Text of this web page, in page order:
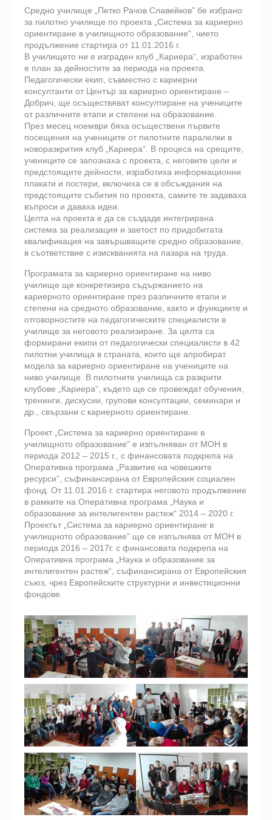
Средно училище „Петко Рачов Славейков” бе избрано
за пилотно училище по проекта „Система за кариерно
ориентиране в училищното образование“, чието
продължение стартира от 11.01.2016 г.
В училището ни е изграден клуб „Кариера“, изработен
е план за дейностите за периода на проекта.
Педагогически екип, съвместно с кариерни
консултанти от Център за кариерно ориентиране –
Добрич, ще осъществяват консултиране на учениците
от различните етапи и степени на образование.
През месец ноември бяха осъществени първите
посещения на учениците от пилотните паралелки в
новоразкрития клуб „Кариера“. В процеса на срещите,
учениците се запознаха с проекта, с неговите цели и
предстоящите дейности, изработиха информационни
плакати и постери, включиха се в обсъждания на
предстоящите събития по проекта, самите те задаваха
въпроси и даваха идеи.
Целта на проекта е да се създаде интегрирана
система за реализация и заетост по придобитата
квалификация на завършващите средно образование,
в съответствие с изискванията на пазара на труда.
Програмата за кариерно ориентиране на ниво
училище ще конкретизира съдържанието на
кариерното ориентиране през различните етапи и
степени на средното образование, както и функциите и
отговорностите на педагогическите специалисти в
училище за неговото реализиране. За целта са
формирани екипи от педагогически специалисти в 42
пилотни училища в страната, които ще апробират
модела за кариерно ориентиране на учениците на
ниво училище. В пилотните училища са разкрити
клубове „Кариера“, където ще се провеждат обучения,
тренинги, дискусии, групови консултации, семинари и
др., свързани с кариерното ориентиране.
Проект „Система за кариерно ориентиране в
училищното образование“ е изпълняван от МОН в
периода 2012 – 2015 г., с финансовата подкрепа на
Оперативна програма „Развитие на човешките
ресурси“, съфинансирана от Европейския социален
фонд. От 11.01.2016 г. стартира неговото продължение
в рамките на Оперативна програма „Наука и
образование за интелигентен растеж“ 2014 – 2020 г.
Проектът „Система за кариерно ориентиране в
училищното образование” ще се изпълнява от МОН в
периода 2016 – 2017г. с финансовата подкрепа на
Оперативна програма „Наука и образование за
интелигентен растеж“, съфинансирана от Европейския
съюз, чрез Европейските структурни и инвестиционни
фондове.